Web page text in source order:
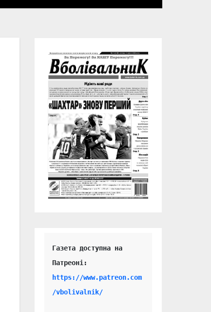
Газета доступна на
https://www.patreon.com
/vbolivalnik/